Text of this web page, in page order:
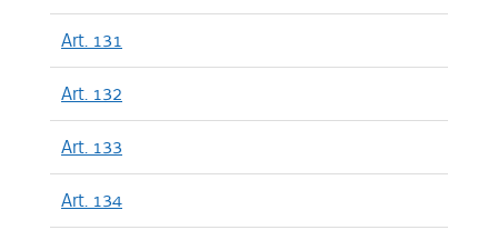
Art. 131
Art. 132
Art. 133
Art. 134